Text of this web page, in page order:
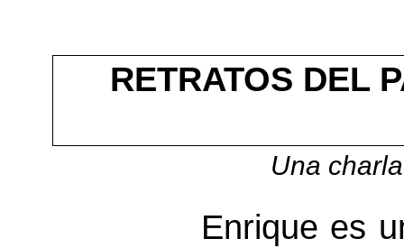
RETRATOS DEL
Una
Enrique es